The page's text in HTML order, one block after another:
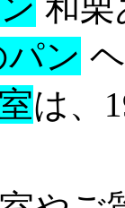
パン
は、